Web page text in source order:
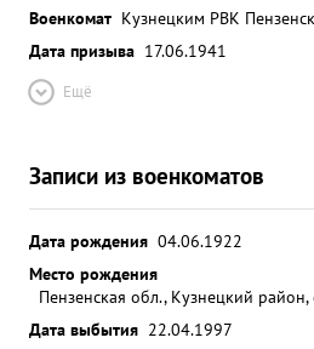
Военкомат Кузнецким РВК
Дата призыва 17.06.1941
Ещё
Записи из военкоматов
Дата рождения 04.06.1922
Место рождения
Пензенская обл., Кузнецкий
Дата выбытия 22.04.1997